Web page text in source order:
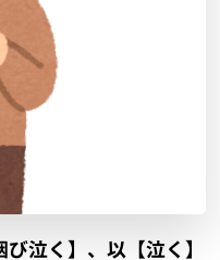
泣く】、以【泣く】